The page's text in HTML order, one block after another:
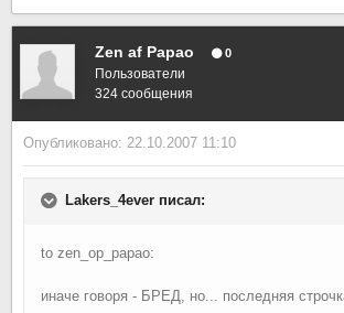
Zen af Papao 0
Пользователи
324 сообщения
Опубликовано: 22.10.2007 11:10
Lakers_4ever писал:
to zen_op_papao:
иначе говоря - БРЕД, но... последняя